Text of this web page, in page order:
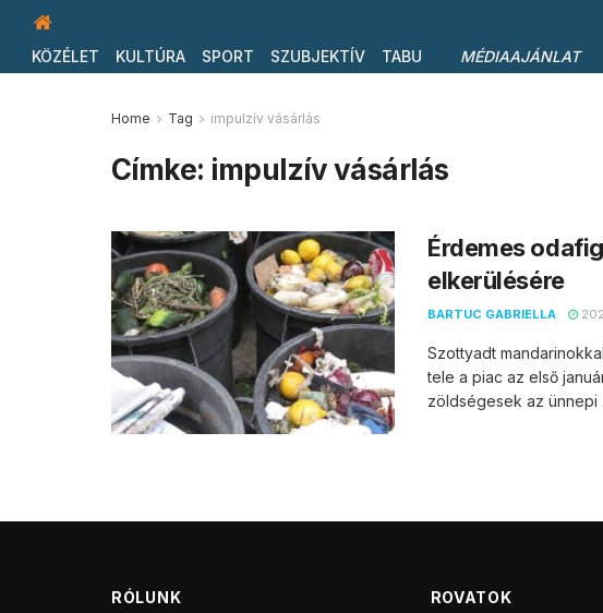
KÖZÉLET KULTÚRA SPORT SZUBJEKTÍV TABU MÉDIAAJÁNLAT
Home Tag impulzív vásárlás
Címke: impulzív vásárlás
Érdemes
elkerülésére
BARTUC GABRIELLA
Szottyadt
tele a piac az első
zöldségesek az ünnepi
RÓLUNK ROVATOK